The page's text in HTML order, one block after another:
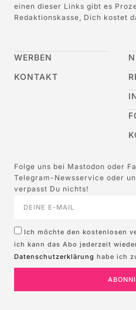
einen dieser Links gibt es
Redaktionskasse, Dich kostet
WERBEN
KONTAKT
Folge uns bei Mastodon oder
Telegram-Newsservice oder
verpasst Du nichts!
Ich möchte den kostenlosen
ich kann das Abo jederzeit
Datenschutzerklärung habe ich